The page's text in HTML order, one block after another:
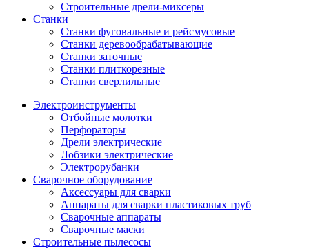
Строительные дрели-миксеры
Станки
Станки фуговальные и рейсмусовые
Станки деревообрабатывающие
Станки заточные
Станки плиткорезные
Станки сверлильные
Электроинструменты
Отбойные молотки
Перфораторы
Дрели электрические
Лобзики электрические
Электрорубанки
Сварочное оборудование
Аксессуары для сварки
Аппараты для сварки пластиковых труб
Сварочные аппараты
Сварочные маски
Строительные пылесосы